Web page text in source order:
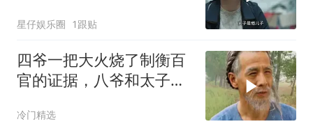
星仔娱乐圈 1跟贴
四爷一把大火烧了制衡百
官的证据，八爷和太子有
冷门精选